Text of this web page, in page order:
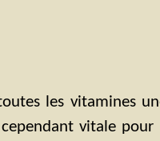
les vitamines
cependant vitale